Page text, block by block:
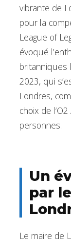
vibrante de
pour la
League of
évoqué
britanniques
2023, qui
Londres,
choix de
personnes.
Un
par
Le maire de